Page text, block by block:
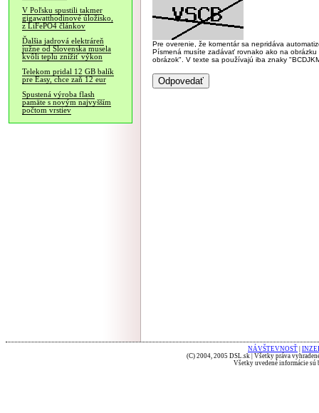
V Poľsku spustili takmer
gigawatthodinové úložisko,
z LiFePO4 článkov
Ďalšia jadrová elektráreň
južne od Slovenska musela
kvôli teplu znížiť výkon
Telekom pridal 12 GB balík
pre Easy, chce zaň 12 eur
Spustená výroba flash
pamäte s novým najvyšším
počtom vrstiev
Pre overenie, že komentár sa nepridáva
Písmená musíte zadávať rovnako ako na
obrázok". V texte sa používajú iba znaky
NÁVŠTEVNOSŤ
(C) 2004, 2005 DSL.sk | Všetky práva
Všetky uvedené informácie sú